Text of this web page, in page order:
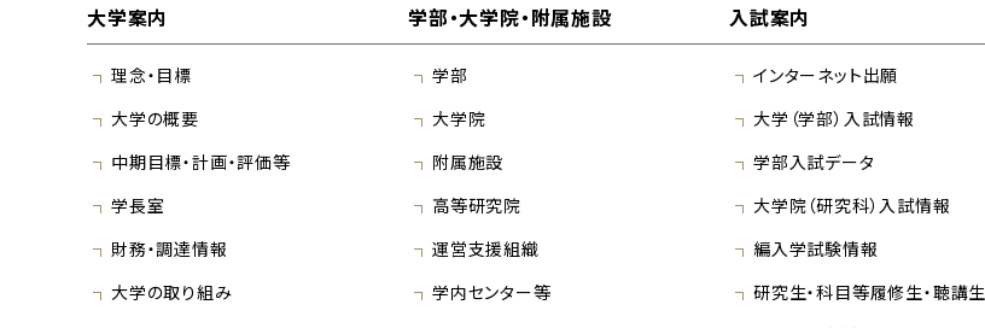
大学案内
理念・目標
大学の概要
中期目標・計画・評価等
学長室
財務・調達情報
大学の取り組み
学部・大学院・附属施設
学部
大学院
附属施設
高等研究院
運営支援組織
学内センター等
入試案内
インターネット出願
大学（学部）入試情報
学部入試データ
大学院（研究科）入試情報
編入学試験情報
研究生・科目等履修生・聴講生